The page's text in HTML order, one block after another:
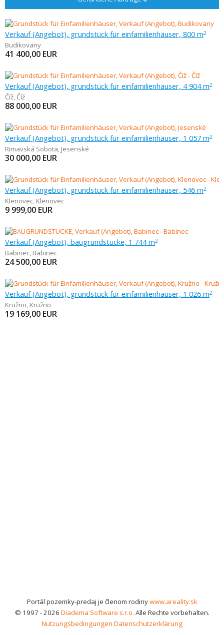
Verkauf (Angebot), grundstück für einfamilienhäuser, 800 m2
Budikovany
41 400,00 EUR
Verkauf (Angebot), grundstück für einfamilienhäuser, 4 904 m2
Číž, Číž
88 000,00 EUR
Verkauf (Angebot), grundstück für einfamilienhäuser, 1 057 m2
Rimavská Sobota, Jesenské
30 000,00 EUR
Verkauf (Angebot), grundstück für einfamilienhäuser, 546 m2
Klenovec, Klenovec
9 999,00 EUR
Verkauf (Angebot), baugrundstücke, 1 744 m2
Babinec, Babinec
24 500,00 EUR
Verkauf (Angebot), grundstück für einfamilienhäuser, 1 026 m2
Kružno, Kružno
19 169,00 EUR
Portál pozemky-predaj je členom rodinywww.areality.sk
© 1997 - 2026 Diadema Software s.r.o. Alle Rechte vorbehalten.
Nutzungsbedingungen Datenschutzerklärung